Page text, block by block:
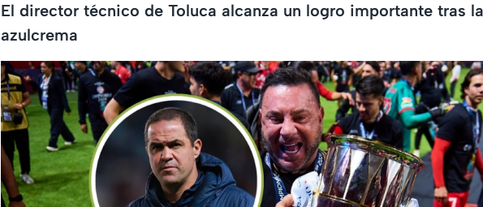
El director técnico de Toluca alcanza un logro importante tras
azulcrema